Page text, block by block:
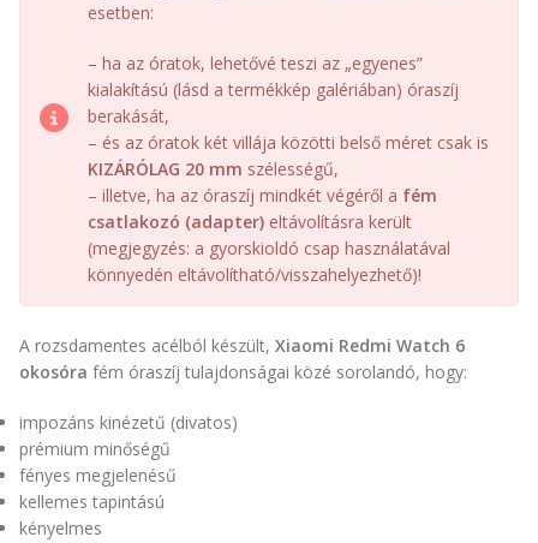
esetben:
– ha az óratok, lehetővé teszi az „egyenes”
kialakítású (lásd a termékkép galériában) óraszíj
berakását,
– és az óratok két villája közötti belső méret csak is
KIZÁRÓLAG 20 mm szélességű,
– illetve, ha az óraszíj mindkét végéről a fém
csatlakozó (adapter) eltávolításra került
(megjegyzés: a gyorskioldó csap használatával
könnyedén eltávolítható/visszahelyezhető)!
A rozsdamentes acélból készült, Xiaomi Redmi Watch 6
okosóra fém óraszíj tulajdonságai közé sorolandó, hogy:
impozáns kinézetű (divatos)
prémium minőségű
fényes megjelenésű
kellemes tapintású
kényelmes